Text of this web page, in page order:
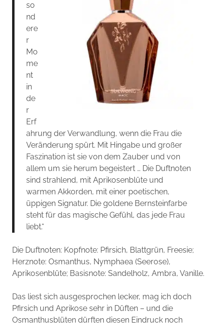
so
nd
ere
r
Mo
me
nt
in
de
r
Erf
ahrung der Verwandlung, wenn die Frau die
Veränderung spürt. Mit Hingabe und großer
Faszination ist sie von dem Zauber und von
allem um sie herum begeistert … Die Duftnoten
sind strahlend, mit Aprikosenblüte und
warmen Akkorden, mit einer poetischen,
üppigen Signatur. Die goldene Bernsteinfarbe
steht für das magische Gefühl, das jede Frau
liebt.“
Die Duftnoten: Kopfnote: Pfirsich, Blattgrün, Freesie;
Herznote: Osmanthus, Nymphaea (Seerose),
Aprikosenblüte; Basisnote: Sandelholz, Ambra, Vanille.
Das liest sich ausgesprochen lecker, mag ich doch
Pfirsich und Aprikose sehr in Düften – und die
Osmanthusblüten dürften diesen Eindruck noch